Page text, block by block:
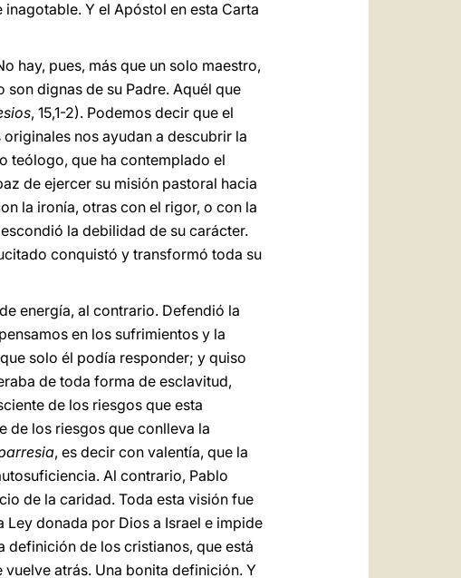
Y el Apóstol en esta Carta
hay, pues, más que un solo maestro,
son dignas de su Padre. Aquél que
, 15,1-2). Podemos decir que el
nos ayudan a descubrir la
teólogo, que ha contemplado el
de ejercer su misión pastoral hacia
la ironía, otras con el rigor, o con la
la debilidad de su carácter.
conquistó y transformó toda su
energía, al contrario. Defendió la
en los sufrimientos y la
solo él podía responder; y quiso
de toda forma de esclavitud,
de los riesgos que esta
de los riesgos que conlleva la
, es decir con valentía, que la
Al contrario, Pablo
de la caridad. Toda esta visión fue
Ley donada por Dios a Israel e impide
definición de los cristianos, que está
atrás. Una bonita definición. Y